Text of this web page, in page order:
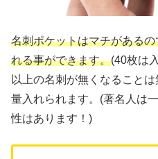
名刺ポケットはマチがある
れる事ができます。(40枚は
以上の名刺が無くなること
量入れられます。(著名人は
性はあります！)